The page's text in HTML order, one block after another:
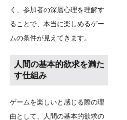
く、参加者の深層心理を理解す
ることで、本当に楽しめるゲー
ムの条件が見えてきます。
人間の基本的欲求を満た
す仕組み
ゲームを楽しいと感じる際の理
由として、人間の基本的欲求の